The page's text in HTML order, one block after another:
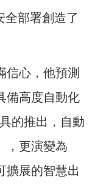
全部署創造了
信心，他預測
備高度自動化
的推出，自動
，更演變為
擴展的智慧出